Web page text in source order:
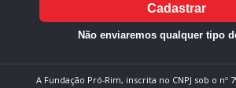
Cadastrar
Não enviaremos qualquer tipo
A Fundação Pró-Rim, inscrita no CNPJ sob o nº